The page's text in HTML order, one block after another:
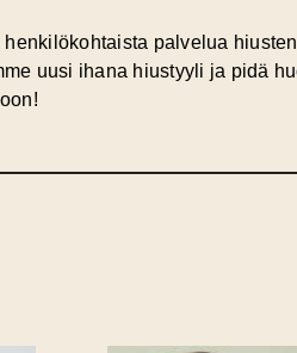
palvelua
uusi ihana hiustyyli ja pidä